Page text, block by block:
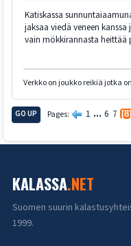
Katiskassa
jaksaa viedä veneen
vain mökkirannasta heittää
Verkko on joukko reikiä jotka
GO UP Pages 1 ... 6 7 8
KALASSA.NET
Suomen suurin
1999.